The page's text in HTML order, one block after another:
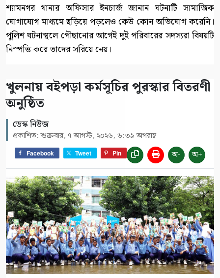
শ্যামনগর থানার অফিসার ইনচার্জ জানান ঘটনাটি সামাজিক
যোগাযোগ মাধ্যমে ছড়িয়ে পড়লেও কেউ কোন অভিযোগ করেনি।
পুলিশ ঘটনাস্থলে পৌছানোর আগেই দুই পরিবারের সদস্যরা বিষয়টি
নিস্পত্তি করে তাদের সরিয়ে নেয়।
খুলনায় বইপড়া কর্মসূচির পুরস্কার বিতরণী
অনুষ্ঠিত
ডেস্ক নিউজ
প্রকাশিত: শুক্রবার, ৭ আগস্ট, ২০২৬, ৬:৩৯ অপরাহ্ণ
Facebook Tweet Pin অ- অ+